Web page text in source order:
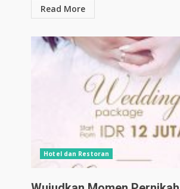
Read More
Hotel dan Restoran